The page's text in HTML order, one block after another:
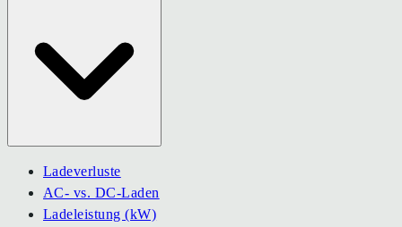
Ladeverluste
AC- vs. DC-Laden
Ladeleistung (kW)